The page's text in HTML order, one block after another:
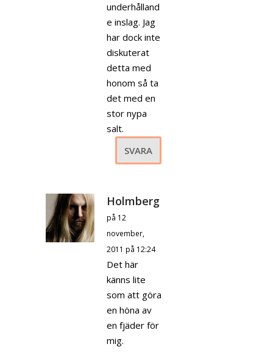
underhålland
e inslag. Jag
har dock inte
diskuterat
detta med
honom så ta
det med en
stor nypa
salt.
SVARA
Holmberg
på 12
november,
2011 på 12:24
Det här
känns lite
som att göra
en höna av
en fjäder för
mig.